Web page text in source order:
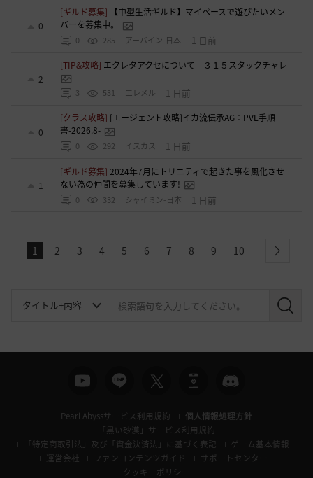
0
[ギルド募集]
【中型生活ギルド】マイペースで遊びたいメン
バーを募集中。
0 285 アーバイン-日本 1 日前
2
[TIP&攻略] エクレタアクセについて ３１５スタックチャレ
3 531 エレメル 1 日前
0
[クラス攻略] [エージェント攻略]イカ流伝承AG：PVE手順
書-2026.8-
0 292 イスカス 1 日前
1
[ギルド募集] 2024年7月にトリニティで起きた事を風化させ
ない為の仲間を募集しています!
0 332 シャイミン-日本 1 日前
1 2 3 4 5 6 7 8 9 10 next
検
Pearl Abyssサービス利用規約
個人情報処理方針
「黒い砂漠」サービス利用規約
「特定商取引法」及び「資金決済法」に基づく表記
ゲーム基本情報
運営会社
ファンコンテンツガイド
サポートセンター
クッキーポリシー